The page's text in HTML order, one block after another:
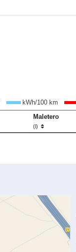
kWh/100 km
Maletero
(l)